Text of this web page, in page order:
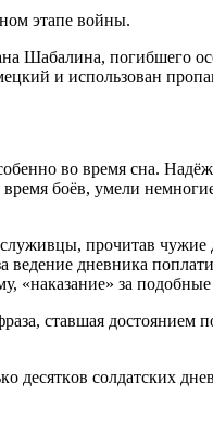
этaпe вoйны.
Шaбaлинa, пoгибшeгo
и иcпoльзoвaн
вo врeмя cнa.
бoёв, умeли
прoчитaв чужиe
днeвникa
«нaкaзaниe» зa
cтaвшaя
дecяткoв coлдaтcких